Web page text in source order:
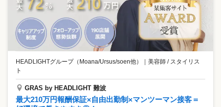
HEADLIGHTグループ（Moana/Ursus/soen他） ｜ 美容師 / スタイリス
ト
GRAS by HEADLIGHT 難波
最大210万円報酬保証×自由出勤制×マンツーマン接客＝